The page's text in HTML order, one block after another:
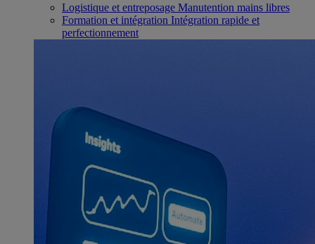
Logistique et entreposage Manutention mains libres
Formation et intégration Intégration rapide et
perfectionnement